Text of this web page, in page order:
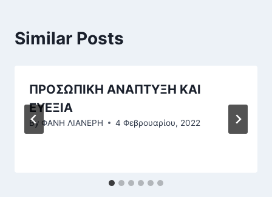
Similar Posts
ΠΡΟΣΩΠΙΚΗ ΑΝΑΠΤΥΞΗ ΚΑΙ
ΕΥΕΞΙΑ
By ΦΑΝΗ ΛΙΑΝΕΡΗ 4 Φεβρουαρίου, 2022